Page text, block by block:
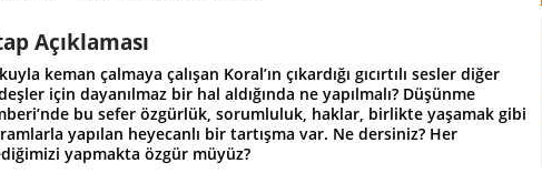
Açıklaması
keman çalmaya çalışan Koral’ın çıkardığı gıcırtılı sesler diğer
için dayanılmaz bir hal aldığında ne yapılmalı? Düşünme
bu sefer özgürlük, sorumluluk, haklar, birlikte yaşamak gibi
yapılan heyecanlı bir tartışma var. Ne dersiniz? Her
yapmakta özgür müyüz?